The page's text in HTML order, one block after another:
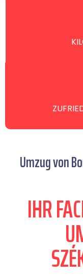
Umzug von
IHR